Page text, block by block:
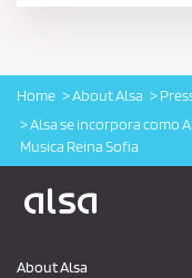
Home About Alsa
Alsa se incorpora como
Musica Reina Sofia
About Alsa